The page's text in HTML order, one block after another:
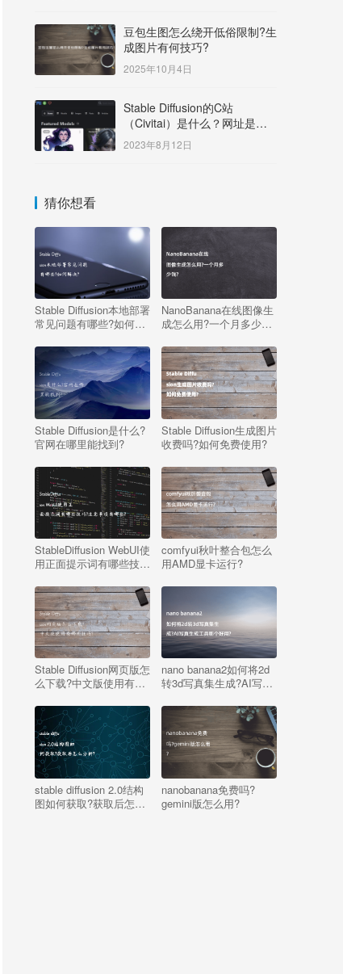
豆包生图怎么绕开低俗限制?生
成图片有何技巧?
2025年10月4日
Stable Diffusion的C站
（Civitai）是什么？网址是多
少？
2023年8月12日
猜你想看
Stable Diffusion本地部署
常见问题有哪些?如何解
NanoBanana在线图像生
成怎么用?一个月多少
Stable Diffusion是什么?
官网在哪里能找到?
Stable Diffusion生成图片
收费吗?如何免费使用?
StableDiffusion WebUI使
用正面提示词有哪些技
comfyui秋叶整合包怎么
用AMD显卡运行?
Stable Diffusion网页版怎
么下载?中文版使用有哪
nano banana2如何将2d
转3d写真集生成?AI写真
stable diffusion 2.0结构
图如何获取?获取后怎么
nanobanana免费吗?
gemini版怎么用?